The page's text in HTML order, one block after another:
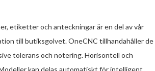
etiketter och anteckningar är en del av vår
till butiksgolvet. OneCNC tillhandahåller de
tolerans och notering. Horisontell och
kan delas automatiskt för intelligent